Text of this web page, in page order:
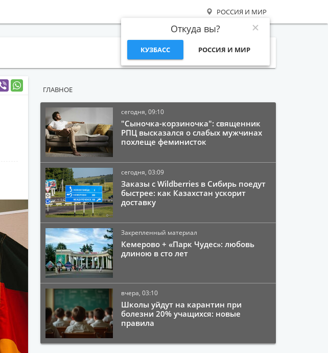
РОССИЯ И МИР
Откуда вы?
КУЗБАСС РОССИЯ И МИР
Поиск
ГЛАВНОЕ
сегодня, 09:10
"Сыночка-корзиночка": священник
РПЦ высказался о слабых мужчинах
похлеще феминисток
сегодня, 03:09
Заказы с Wildberries в Сибирь поедут
быстрее: как Казахстан ускорит
доставку
Закрепленный материал
Кемерово + «Парк Чудес»: любовь
длиною в сто лет
вчера, 03:10
Школы уйдут на карантин при
болезни 20% учащихся: новые
правила